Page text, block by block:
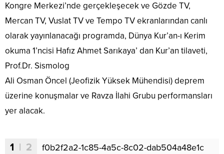
Kongre Merkezi’nde gerçekleşecek ve Gözde TV,
Mercan TV, Vuslat TV ve Tempo TV ekranlarından canlı
olarak yayınlanacağı programda, Dünya Kur’an-ı Kerim
okuma 1’ncisi Hafız Ahmet Sarıkaya’ dan Kur’an tilaveti,
Prof.Dr. Sismolog
Ali Osman Öncel (Jeofizik Yüksek Mühendisi) deprem
üzerine konuşmalar ve Ravza İlahi Grubu performansları
yer alacak.
1 | 2 f0b2f2a2-1c85-4a5c-8c02-dab504a48e1c